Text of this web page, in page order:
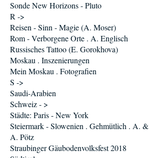
Sonde New Horizons - Pluto
R ->
Reisen - Sinn - Magie (A. Moser)
Rom - Verborgene Orte . A. Englisch
Russisches Tattoo (E. Gorokhova)
Moskau . Inszenierungen
Mein Moskau . Fotografien
S ->
Saudi-Arabien
Schweiz - >
Städte: Paris - New York
Steiermark - Slowenien . Gehmütlich . A. &
A. Pötz
Straubinger Gäubodenvolksfest 2018